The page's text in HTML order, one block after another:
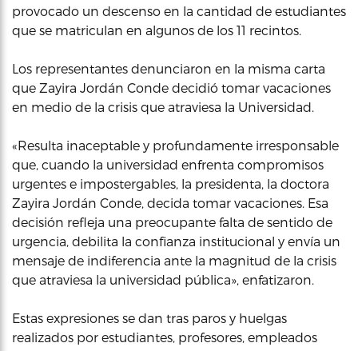
provocado un descenso en la cantidad de estudiantes
que se matriculan en algunos de los 11 recintos.
Los representantes denunciaron en la misma carta
que Zayira Jordán Conde decidió tomar vacaciones
en medio de la crisis que atraviesa la Universidad.
«Resulta inaceptable y profundamente irresponsable
que, cuando la universidad enfrenta compromisos
urgentes e impostergables, la presidenta, la doctora
Zayira Jordán Conde, decida tomar vacaciones. Esa
decisión refleja una preocupante falta de sentido de
urgencia, debilita la confianza institucional y envía un
mensaje de indiferencia ante la magnitud de la crisis
que atraviesa la universidad pública», enfatizaron.
Estas expresiones se dan tras paros y huelgas
realizados por estudiantes, profesores, empleados